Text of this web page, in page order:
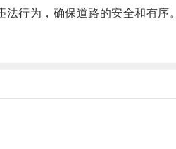
行为，确保道路的安全和有序。